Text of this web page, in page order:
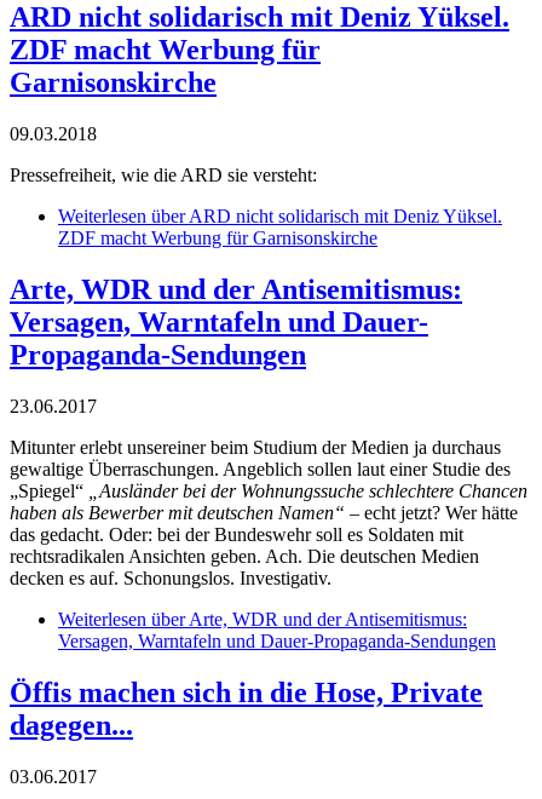
ARD nicht solidarisch mit Deniz Yüksel.
ZDF macht Werbung für
Garnisonskirche
09.03.2018
Pressefreiheit, wie die ARD sie versteht:
Weiterlesen über ARD nicht solidarisch mit Deniz Yüksel.
ZDF macht Werbung für Garnisonskirche
Arte, WDR und der Antisemitismus:
Versagen, Warntafeln und Dauer-
Propaganda-Sendungen
23.06.2017
Mitunter erlebt unsereiner beim Studium der Medien ja durchaus
gewaltige Überraschungen. Angeblich sollen laut einer Studie des
„Spiegel“
„Ausländer bei der Wohnungssuche schlechtere Chancen
haben als Bewerber mit deutschen Namen“ – echt jetzt? Wer hätte
das gedacht. Oder: bei der Bundeswehr soll es Soldaten mit
rechtsradikalen Ansichten geben. Ach. Die deutschen Medien
decken es auf. Schonungslos. Investigativ.
Weiterlesen über Arte, WDR und der Antisemitismus:
Versagen, Warntafeln und Dauer-Propaganda-Sendungen
Öffis machen sich in die Hose, Private
dagegen...
03.06.2017